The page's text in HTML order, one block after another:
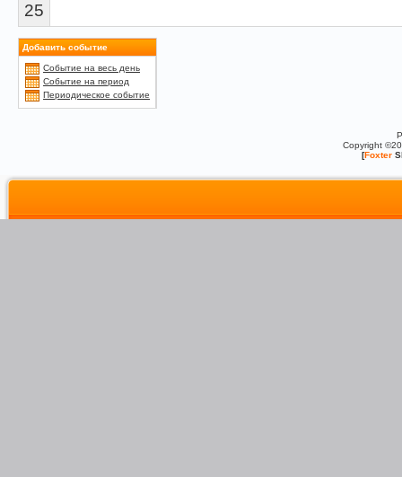
25
Добавить событие
Событие на весь день
Событие на период
Периодическое событие
Copyright
[Foxter